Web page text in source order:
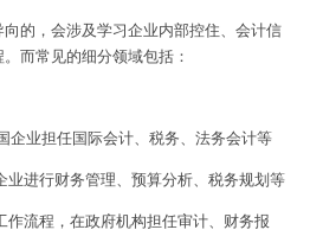
的，会涉及学习企业内部控住、会计信
而常见的细分领域包括：
企业担任国际会计、税务、法务会计等
业进行财务管理、预算分析、税务规划等
作流程，在政府机构担任审计、财务报